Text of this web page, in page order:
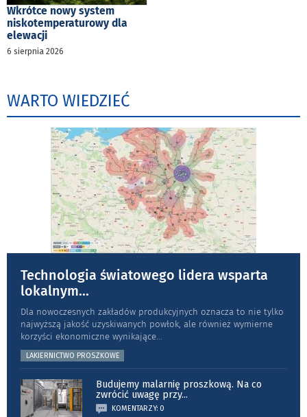
Wkrótce nowy system
niskotemperaturowy dla
elewacji
6 sierpnia 2026
WARTO WIEDZIEĆ
Technologia światowego lidera wsparta
lokalnym...
Dla nowoczesnych zakładów produkcyjnych oznacza to nie tylko
najwyższą jakość uzyskiwanych powłok, ale również wymierne
korzyści ekonomiczne wynikające...
LAKIERNICTWO PROSZKOWE
Budujemy malarnię proszkową. Na co
zwrócić uwagę przy...
KOMENTARZY: 0